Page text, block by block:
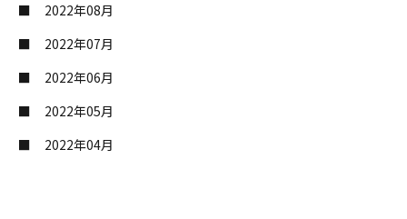
2022年08月
2022年07月
2022年06月
2022年05月
2022年04月